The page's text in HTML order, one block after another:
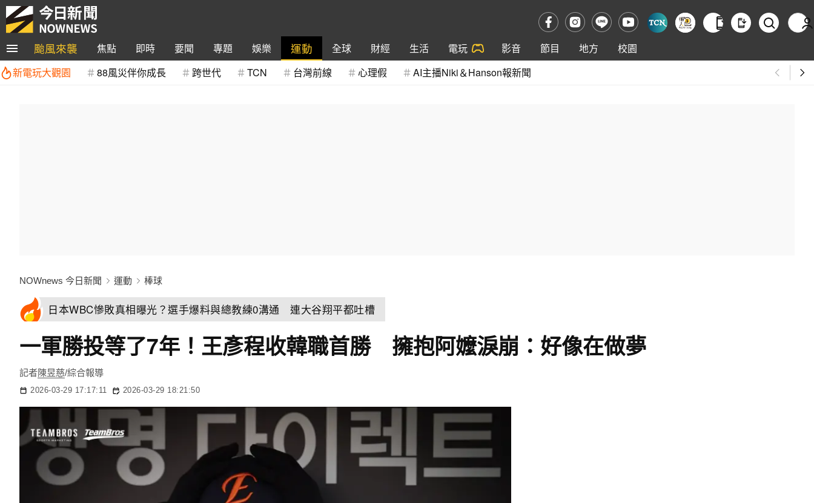
颱風來襲 焦點 即時 要聞 專題 娛樂 運動 全球 財經 生活 電玩 影音 節目 地方
校園
新電玩大觀園
88風災伴你成長 跨世代 TCN 台灣前線 心理假 AI主播Niki＆Hanson報新聞
NOWnews 今日新聞 運動 棒球
日本WBC慘敗真相曝光？選手爆料與總教練0溝通 連大谷翔平都吐槽
一軍勝投等了7年！王彥程收韓職首勝 擁抱阿嬤淚崩：好像在做夢
記者陳昱慈/綜合報導
2026-03-29 17:17:11 2026-03-29 18:21:50